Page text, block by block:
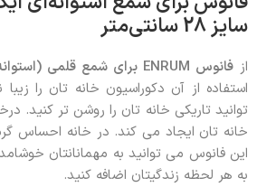
سایز 28 سانتی‌متر
از فانوس ENRUM برای شمع قلمی (استوانه ای)
استفاده از آن دکوراسیون خانه تان را
توانید تاریکی خانه تان را روشن تر کنید.
خانه تان ایجاد می کند. در خانه احساس
این فانوس می توانید به مهمانانتان
به هر لحظه زندگیتان اضافه کنید.